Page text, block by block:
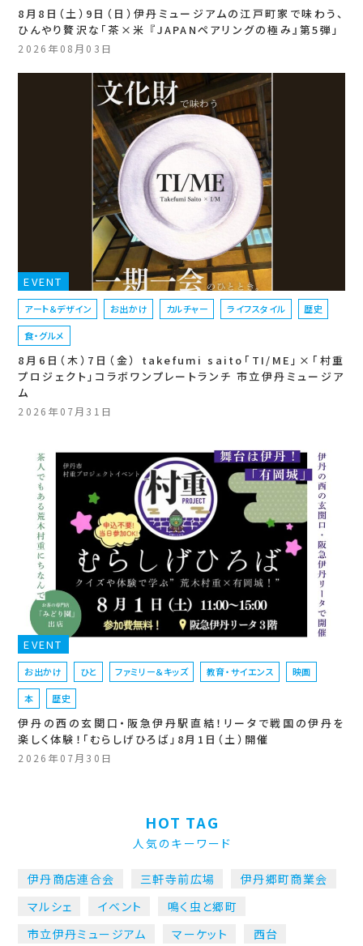
8月8日（土）9日（日）伊丹ミュージアムの江戸町家で味わう、
ひんやり贅沢な「茶×米 『JAPANペアリングの極み』第5弾」
2026年08月03日
EVENT
アート＆デザイン お出かけ カルチャー ライフスタイル 歴史
食・グルメ
8月6日（木）7日（金） takefumi saito「TI/ME」×「村重
プロジェクト」コラボワンプレートランチ 市立伊丹ミュージア
ム
2026年07月31日
EVENT
お出かけ ひと ファミリー＆キッズ 教育・サイエンス 映画
本 歴史
伊丹の西の玄関口・阪急伊丹駅直結！リータで戦国の伊丹を
楽しく体験！「むらしげひろば」8月1日（土）開催
2026年07月30日
HOT TAG
人気のキーワード
伊丹商店連合会 三軒寺前広場
伊丹郷町商業会
マルシェ
イベント
鳴く虫と郷町
市立伊丹ミュージアム
マーケット 西台